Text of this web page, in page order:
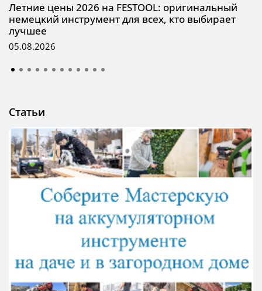
Летние цены 2026 на FESTOOL: оригинальный
немецкий инструмент для всех, кто выбирает
лучшее
05.08.2026
Статьи